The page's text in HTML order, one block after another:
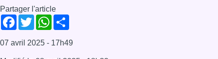
Offres d’emploi